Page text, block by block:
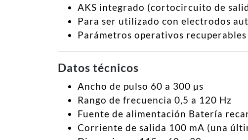
AKS integrado (cortocircuito de
Para ser utilizado con electrodos
Parámetros operativos
Datos técnicos
Ancho de pulso 60 a 300 µs
Rango de frecuencia 0,5 a 120 Hz
Fuente de alimentación Batería
Corriente de salida 100 mA (una